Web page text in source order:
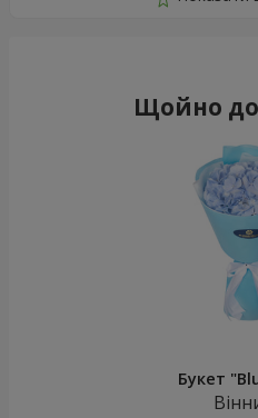
Щойно
Букет